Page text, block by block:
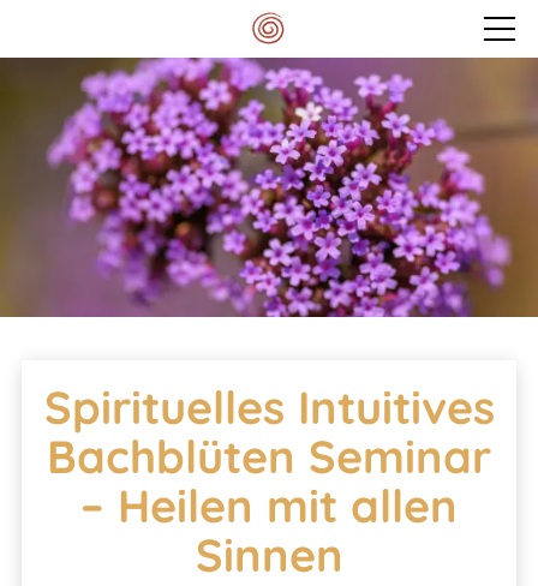
Veranstaltungen
Mein Spektrum
Blog
Kontakt
Spirituelles Intuitives
Bachblüten Seminar
– Heilen mit allen
Sinnen